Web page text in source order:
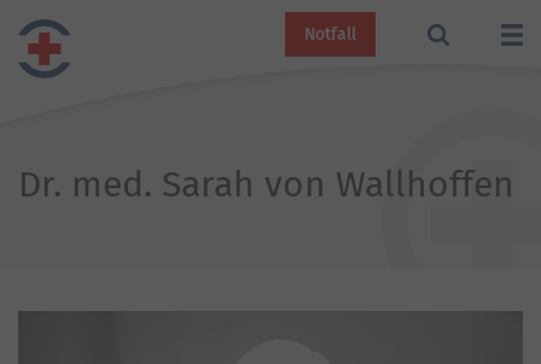
Notfall
Dr. med. Sarah von Wallhoffen